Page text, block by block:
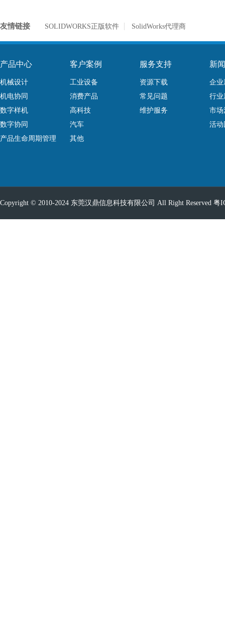
友情链接 SOLIDWORKS正版软件 SolidWorks代理商
产品中心
机械设计
机电协同
数字样机
数字协同
产品生命周期管理
客户案例
工业设备
消费产品
高科技
汽车
其他
服务支持
资源下载
常见问题
维护服务
新
企业
行业
市场
活动
Copyright © 2010-2024 东莞汉鼎信息科技有限公司 All Right Reserved 粤